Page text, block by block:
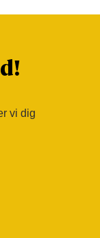
vi dig